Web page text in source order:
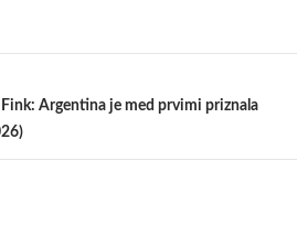
Argentina je med prvimi priznala